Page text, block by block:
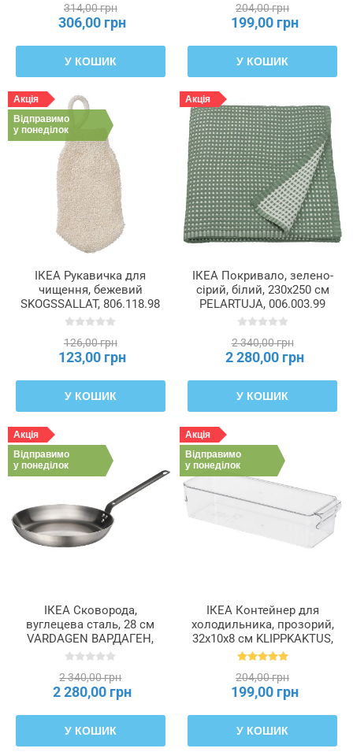
314,00 грн
306,00 грн
У КОШИК
204,00 грн
199,00 грн
У КОШИК
Акція
Відправимо
у понеділок
ІКЕА Рукавичка для
чищення, бежевий
SKOGSSALLAT, 806.118.98
126,00 грн
123,00 грн
У КОШИК
Акція
ІКЕА Покривало, зелено-
сірий, білий, 230x250 см
PELARTUJA, 006.003.99
2 340,00 грн
2 280,00 грн
У КОШИК
Акція
Відправимо
у понеділок
ІКЕА Сковорода,
вуглецева сталь, 28 см
VARDAGEN ВАРДАГЕН,
205.813.33
2 340,00 грн
2 280,00 грн
У КОШИК
Акція
Відправимо
у понеділок
ІКЕА Контейнер для
холодильника, прозорий,
32x10x8 см KLIPPKAKTUS,
105.688.84
204,00 грн
199,00 грн
У КОШИК